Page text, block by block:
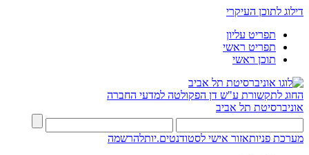
דילוג לתוכן העיקרי
תפריט עליון
תפריט ראשי
תוכן ראשי
החוג לתקשורת ע"ש דן הפקולטה למדעי החברה
אוניברסיטת תל אביב
מערכת פניותאזור אישי לסטודנטים.יותלהרשמה